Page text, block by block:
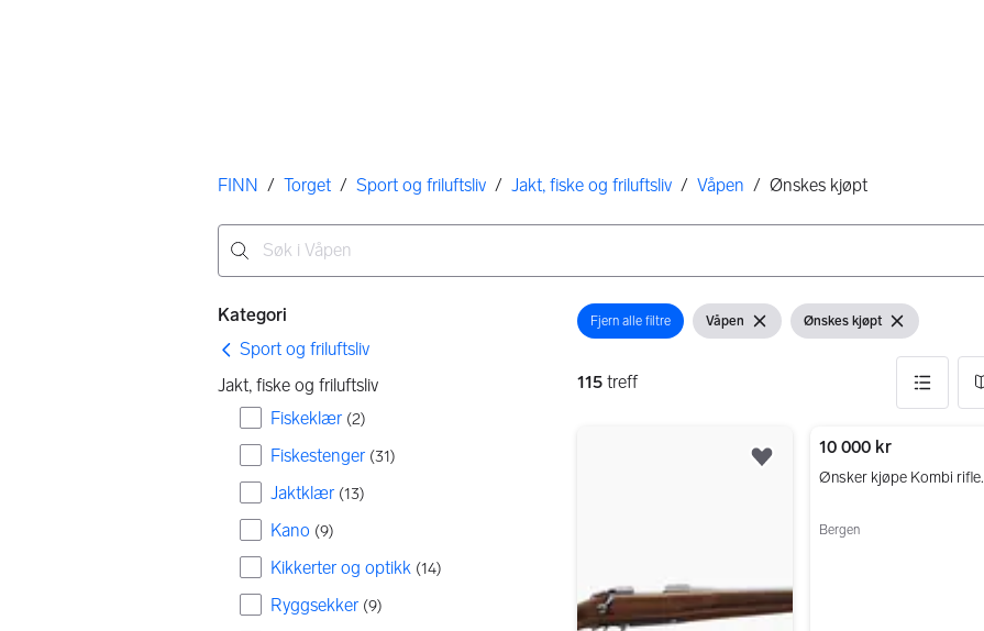
Her er du
FINN / Torget / Sport og friluftsliv / Jakt, fiske og friluftsliv / Våpen / Ønskes kjøpt
Filtre
Kategori
Sport og friluftsliv
Jakt, fiske og friluftsliv
Fiskeklær (2)
Fiskestenger (31)
Jaktklær (13)
Kano (9)
Kikkerter og optikk (14)
Ryggsekker (9)
Åpne filter
Fjern alle filtre Vis filter
Våpen Fjern filterVis filter
Ønskes kjøpt Fjern filter
115treff
Legg til som favoritt.
10 000 kr
Ønsker kjøpe Kombi rifle.
Bergen